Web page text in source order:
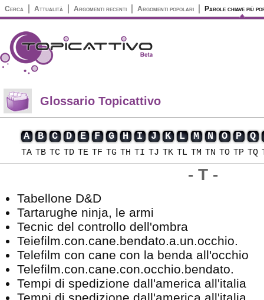
Cerca Attualità Argomenti recenti Argomenti popolari Parole chiave più
Glossario Topicattivo
A B C D E F G H I J K L M N O P Q
TA TB TC TD TE TF TG TH TI TJ TK TL TM TN TO TP TQ
- T -
Tabellone D&D
Tartarughe ninja, le armi
Tecnic del controllo dell'ombra
Teiefilm.con.cane.bendato.a.un.occhio.
Telefilm con cane con la benda all'occhio
Telefilm.con.cane.con.occhio.bendato.
Tempi di spedizione dall'america all'italia